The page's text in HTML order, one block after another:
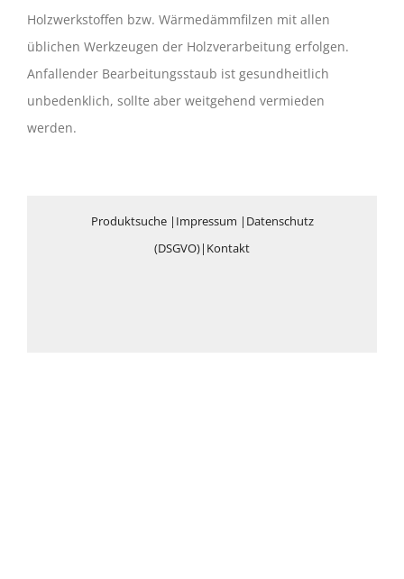
Holzwerkstoffen bzw. Wärmedämmfilzen mit allen
üblichen Werkzeugen der Holzverarbeitung erfolgen.
Anfallender Bearbeitungsstaub ist gesundheitlich
unbedenklich, sollte aber weitgehend vermieden
werden.
Produktsuche| Impressum | Datenschutz
(DSGVO)| Kontakt